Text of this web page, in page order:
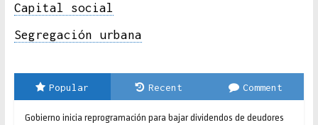
Capital social
Segregación urbana
Popular Recent Comment
Gobierno inicia reprogramación para bajar dividendos de deudores